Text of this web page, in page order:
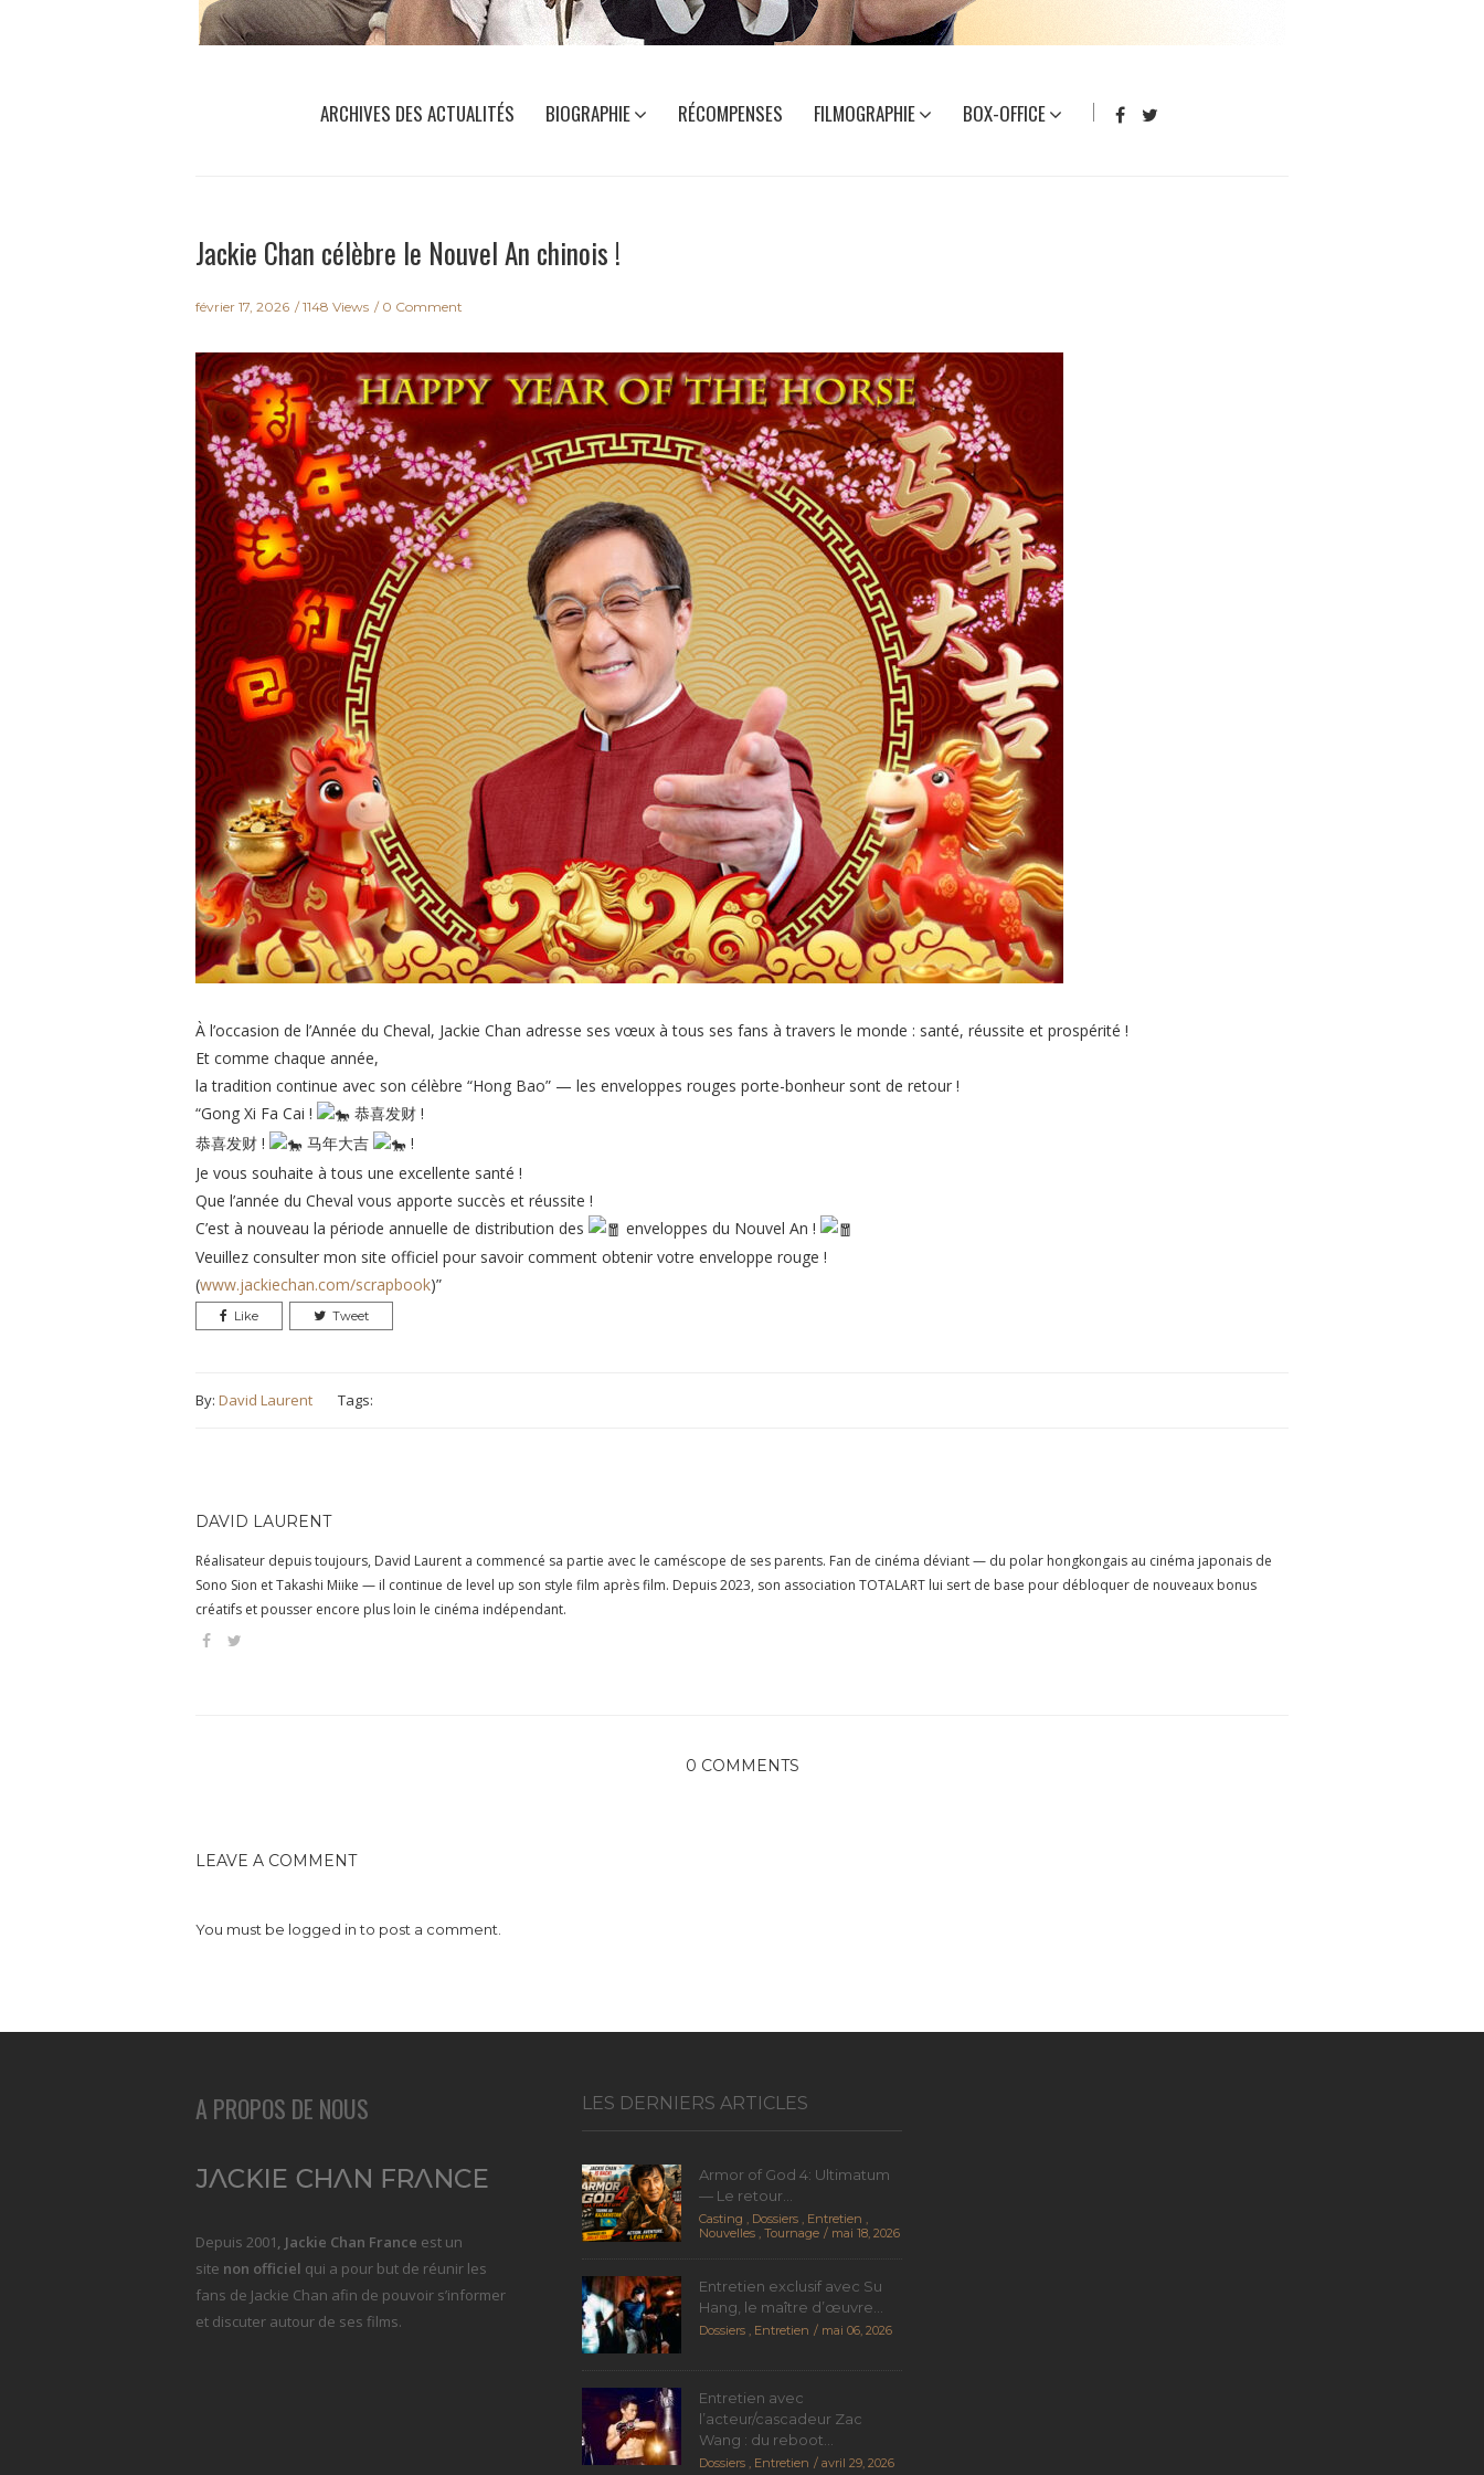
ARCHIVES DES ACTUALITÉS BIOGRAPHIE RÉCOMPENSES FILMOGRAPHIE BOX-OFFICE
Jackie Chan célèbre le Nouvel An chinois !
février 17, 2026 1148 Views 0 Comment
À l’occasion de l’Année du Cheval, Jackie Chan adresse ses vœux à tous ses fans à travers le monde : santé, réussite et prospérité !
Et comme chaque année,
la tradition continue avec son célèbre “Hong Bao” — les enveloppes rouges porte-bonheur sont de retour !
“Gong Xi Fa Cai !
恭喜发财 !
恭喜发财 !
马年大吉
!
Je vous souhaite à tous une excellente santé !
Que l’année du Cheval vous apporte succès et réussite !
C’est à nouveau la période annuelle de distribution des
enveloppes du Nouvel An !
Veuillez consulter mon site officiel pour savoir comment obtenir votre enveloppe rouge !
(www.jackiechan.com/scrapbook)”
Like Tweet
By: David Laurent Tags:
DAVID LAURENT
Réalisateur depuis toujours, David Laurent a commencé sa partie avec le caméscope de ses parents. Fan de cinéma déviant — du polar hongkongais au cinéma japonais de
Sono Sion et Takashi Miike — il continue de level up son style film après film. Depuis 2023, son association TOTALART lui sert de base pour débloquer de nouveaux bonus
créatifs et pousser encore plus loin le cinéma indépendant.
0 COMMENTS
LEAVE A COMMENT
You must be logged into post a comment.
A PROPOS DE NOUS
Depuis 2001, Jackie Chan France est un
site non officiel qui a pour but de réunir les
fans de Jackie Chan afin de pouvoir s’informer
et discuter autour de ses films.
LES DERNIERS ARTICLES
Armor of God 4: Ultimatum
— Le retour...
Casting , Dossiers , Entretien ,
Nouvelles , Tournage mai 18, 2026
Entretien exclusif avec Su
Hang, le maître d’œuvre...
Dossiers , Entretien mai 06, 2026
Entretien avec
l’acteur/cascadeur Zac
Wang : du reboot...
Dossiers , Entretien avril 29, 2026